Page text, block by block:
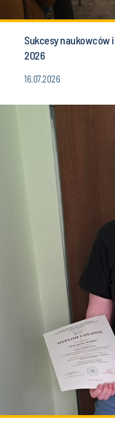
Sukcesy naukowców
2026
16.07.2026